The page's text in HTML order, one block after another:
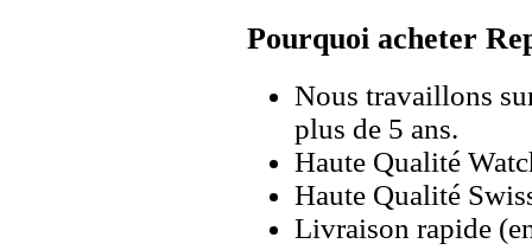
Pourquoi acheter
Nous travaillons
plus de 5 ans.
Haute Qualité
Haute Qualité
Livraison rapide